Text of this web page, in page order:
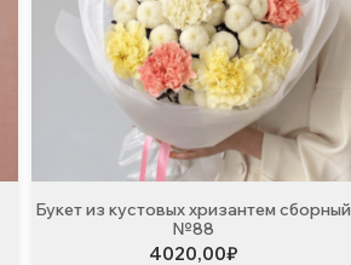
Букет из кустовых хризантем сборный
№88
4020,00₽